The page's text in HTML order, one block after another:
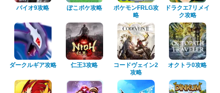
バイオ9攻略 ぽこポケ攻略
ポケモンFRLG攻
略
ドラクエ7リメイ
ク攻略
ダークルギア攻略 仁王3攻略
コードヴェイン2
攻略
オクトラ0攻略